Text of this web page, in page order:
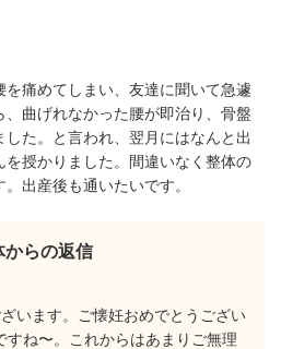
痛めてしまい、友達に聞いて急遽
曲げれなかった腰が即治り、骨盤
た。と言われ、翌月にはなんと出
授かりました。間違いなく整体の
出産後も通いたいです。
からの返信
います。ご懐妊おめでとうござい
すね〜。これからはあまりご無理